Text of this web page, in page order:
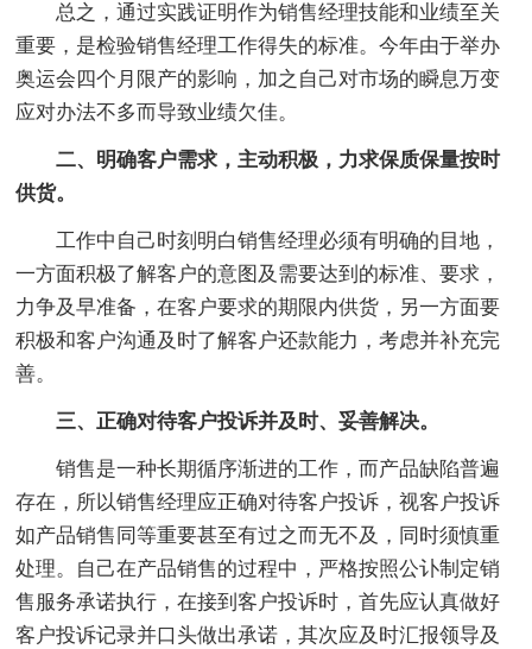
总之，通过实践证明作为销售经理技能和业绩至关
重要，是检验销售经理工作得失的标准。今年由于举办
奥运会四个月限产的影响，加之自己对市场的瞬息万变
应对办法不多而导致业绩欠佳。
二、明确客户需求，主动积极，力求保质保量按时
供货。
工作中自己时刻明白销售经理必须有明确的目地，
一方面积极了解客户的意图及需要达到的标准、要求，
力争及早准备，在客户要求的期限内供货，另一方面要
积极和客户沟通及时了解客户还款能力，考虑并补充完
善。
三、正确对待客户投诉并及时、妥善解决。
销售是一种长期循序渐进的工作，而产品缺陷普遍
存在，所以销售经理应正确对待客户投诉，视客户投诉
如产品销售同等重要甚至有过之而无不及，同时须慎重
处理。自己在产品销售的过程中，严格按照公讣制定销
售服务承诺执行，在接到客户投诉时，首先应认真做好
客户投诉记录并口头做出承诺，其次应及时汇报领导及